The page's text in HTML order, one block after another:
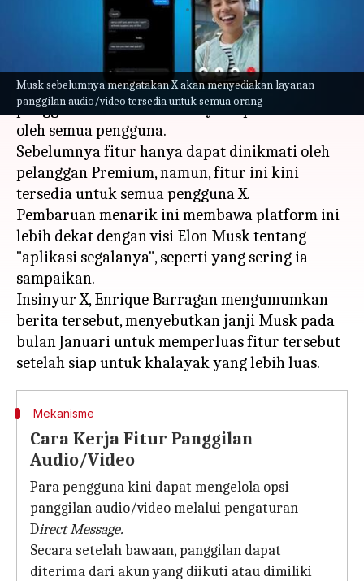
Musk sebelumnya mengatakan X akan menyediakan layanan
panggilan audio/video tersedia untuk semua orang
Feb 26, 2024 01:28 pm
X telah menjadikan menyediakan fitur
panggilan audio dan videonya dapat diakses
oleh semua pengguna.
Sebelumnya fitur hanya dapat dinikmati oleh
pelanggan Premium, namun, fitur ini kini
tersedia untuk semua pengguna X.
Pembaruan menarik ini membawa platform ini
lebih dekat dengan visi Elon Musk tentang
"aplikasi segalanya", seperti yang sering ia
sampaikan.
Insinyur X, Enrique Barragan mengumumkan
berita tersebut, menyebutkan janji Musk pada
bulan Januari untuk memperluas fitur tersebut
Mekanisme
Cara Kerja Fitur Panggilan
Audio/Video
Para pengguna kini dapat mengelola opsi
panggilan audio/video melalui pengaturan
Direct Message.
Secara setelah bawaan, panggilan dapat
diterima dari akun yang diikuti atau dimiliki